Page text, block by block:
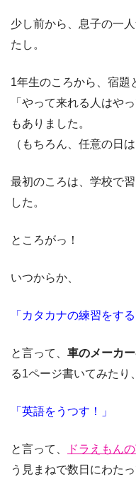
少し前から、息子の一
たし。
1年生のころから、宿題
「やって来れる人はや
もありました。
（もちろん、任意の日
最初のころは、学校で
した。
ところがっ！
いつからか、
「カタカナの練習をする
と言って、 車のメーカ
る1ページ書いてみたり、
「英語をうつす！」
と言って、 ドラえもん
う見まねで数日にわた